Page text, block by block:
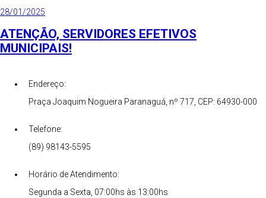
28/01/2025
ATENÇÃO, SERVIDORES EFETIVOS
MUNICIPAIS!
Endereço:
Praça Joaquim Nogueira Paranaguá, nº 717, CEP: 64930-000
Telefone:
(89) 98143-5595
Horário de Atendimento:
Segunda a Sexta, 07:00hs às 13:00hs